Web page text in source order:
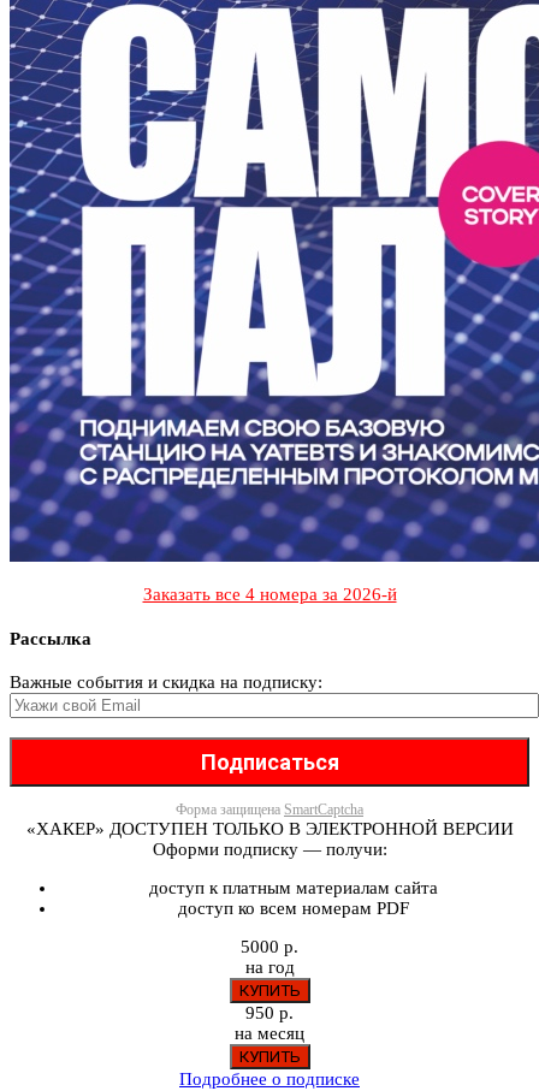
Заказать все 4 номера за 2026-й
Рассылка
Важные события и скидка на подписку:
Форма защищена SmartCaptcha
«ХАКЕР» ДОСТУПЕН ТОЛЬКО В ЭЛЕКТРОННОЙ ВЕРСИИ
Оформи подписку — получи:
доступ к платным материалам сайта
доступ ко всем номерам PDF
5000 р.
на год
950 р.
на месяц
Подробнее о подписке